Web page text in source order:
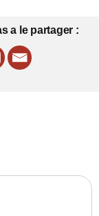
a le partager :